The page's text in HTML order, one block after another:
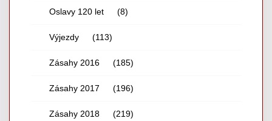
Oslavy 120 let (8)
Výjezdy (113)
Zásahy 2016 (185)
Zásahy 2017 (196)
Zásahy 2018 (219)